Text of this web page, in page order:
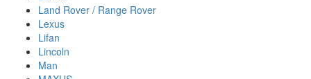
Land Rover / Range Rover
Lexus
Lifan
Lincoln
Man